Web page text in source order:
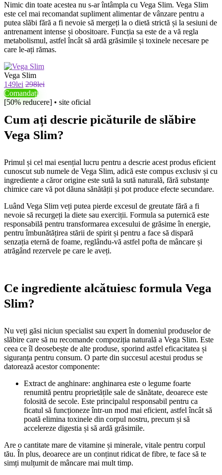
Nimic din toate acestea nu s-ar întâmpla cu Vega Slim. Vega Slim
este cel mai recomandat supliment alimentar de vânzare pentru a
putea slăbi fără a fi nevoie să mergeți la o dietă strictă și la sesiuni de
antrenament intense și obositoare. Funcția sa este de a vă regla
metabolismul, astfel încât să ardă grăsimile și toxinele necesare pe
care le-ați rămas.
Vega Slim
149lei 298lei
Comandați
[50% reducere] • site oficial
Cum ați descrie picăturile de slăbire
Vega Slim?
Primul și cel mai esențial lucru pentru a descrie acest produs eficient
cunoscut sub numele de Vega Slim, adică este compus exclusiv și cu
ingrediente a căror origine este sută la sută naturală, fără substanțe
chimice care vă pot dăuna sănătății și pot produce efecte secundare.
Luând Vega Slim veți putea pierde excesul de greutate fără a fi
nevoie să recurgeți la diete sau exerciții. Formula sa puternică este
responsabilă pentru transformarea excesului de grăsime în energie,
pentru îmbunătățirea stării de spirit și pentru a face să dispară
senzația eternă de foame, reglându-vă astfel pofta de mâncare și
atrăgând rezervele pe care le aveți.
Ce ingrediente alcătuiesc formula Vega
Slim?
Nu veți găsi niciun specialist sau expert în domeniul produselor de
slăbire care să nu recomande compoziția naturală a Vega Slim. Este
ceea ce îl deosebește de alte produse, sporind astfel eficacitatea și
siguranța pentru consum. O parte din succesul acestui produs se
datorează acestor componente:
Extract de anghinare: anghinarea este o legume foarte
renumită pentru proprietățile sale de sănătate, deoarece este
folosită de secole. Este principalul responsabil pentru ca
ficatul să funcționeze într-un mod mai eficient, astfel încât să
poată elimina toxinele din corpul nostru, precum și să
accelereze digestia și să ardă grăsimile.
Are o cantitate mare de vitamine și minerale, vitale pentru corpul
tău. În plus, deoarece are un conținut ridicat de fibre, te face să te
simți mulțumit de mâncare mai mult timp.